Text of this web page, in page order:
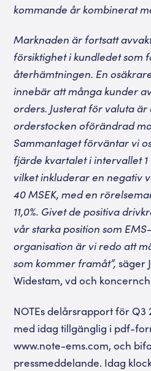
kommande år kombinerat
Marknaden är fortsatt
försiktighet i kundledet som
återhämtningen. En
innebär att många kunder
orders. Justerat för valuta
orderstocken oförändrad
Sammantaget förväntar vi
fjärde kvartalet i intervallet 1
vilket inkluderar en negativ
40 MSEK, med en
11,0%. Givet de positiva
vår starka position som
organisation är vi redo att
som kommer framåt”,säger
Widestam, vd och
NOTEs delårsrapport för Q3
med idag tillgänglig i pdf-
www.note-ems.com, och
pressmeddelande. Idag